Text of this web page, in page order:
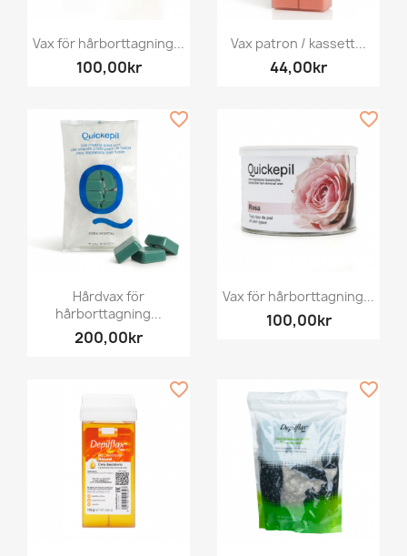
Vax för hårborttagning...
100,00kr
Vax patron / kassett...
44,00kr
Hårdvax för
hårborttagning...
200,00kr
favorite_border
Vax för hårborttagning...
100,00kr
favorite_border
favorite_border favorite_border